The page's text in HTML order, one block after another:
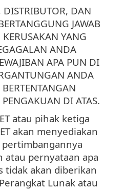
DISTRIBUTOR, DAN
JAWAB
YANG
ANDA
APA PUN DI
ANDA
DI ATAS.
atau pihak ketiga
akan menyediakan
atau pernyataan apa
tidak akan diberikan
Lunak atau